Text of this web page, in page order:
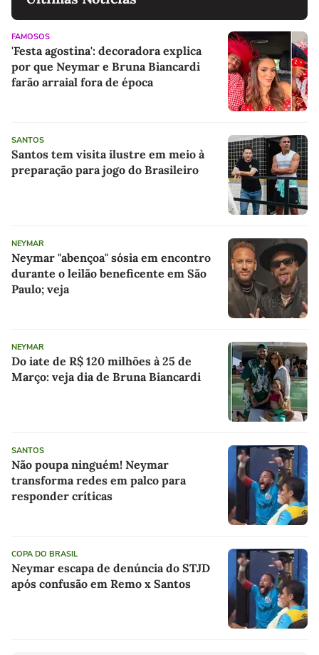
FAMOSOS
'Festa agostina': decoradora explica
por que Neymar e Bruna Biancardi
farão arraial fora de época
SANTOS
Santos tem visita ilustre em meio à
preparação para jogo do Brasileiro
NEYMAR
Neymar "abençoa" sósia em encontro
durante o leilão beneficente em São
Paulo; veja
NEYMAR
Do iate de R$ 120 milhões à 25 de
Março: veja dia de Bruna Biancardi
SANTOS
Não poupa ninguém! Neymar
transforma redes em palco para
responder críticas
COPA DO BRASIL
Neymar escapa de denúncia do STJD
após confusão em Remo x Santos